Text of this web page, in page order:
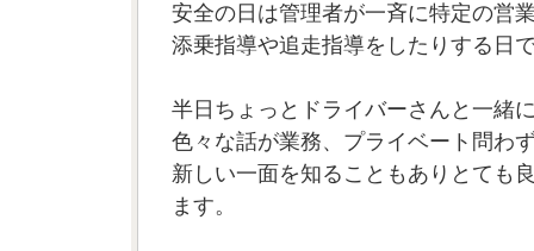
安全の日は管理者が一斉に特定の営
添乗指導や追走指導をしたりする日
半日ちょっとドライバーさんと一緒
色々な話が業務、プライベート問わ
新しい一面を知ることもありとても
ます。